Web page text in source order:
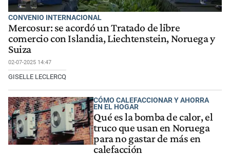
CONVENIO INTERNACIONAL
Mercosur: se acordó un Tratado de libre
comercio con Islandia, Liechtenstein, Noruega y
Suiza
02-07-2025 14:47
GISELLE LECLERCQ
CÓMO CALEFACCIONAR Y AHORRA
EN EL HOGAR
Qué es la bomba de calor, el
truco que usan en Noruega
para no gastar de más en
calefacción